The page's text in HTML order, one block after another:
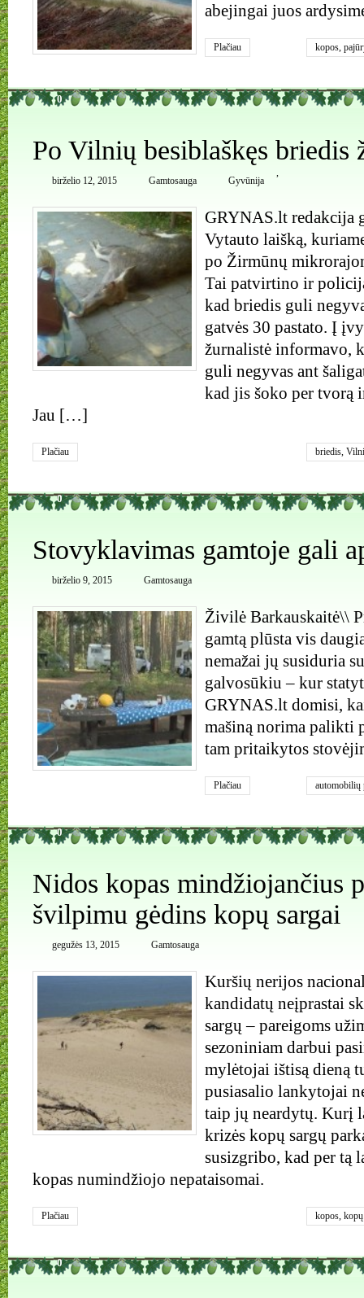
abejingai juos
Plačiau kopos,
0
Po Vilnių besiblaškęs briedis
birželio 12, 2015 Gamtosauga
,
Gyvūnija
GRYNAS.lt redakcija
Vytauto laišką,
po Žirmūnų
Tai patvirtino ir
kad briedis guli
gatvės 30 pastato. Į
žurnalistė informavo,
guli negyvas ant
kad jis šoko per tvorą
Jau […]
Plačiau briedis,
0
Stovyklavimas gamtoje gali
birželio 9, 2015 Gamtosauga
Živilė Barkauskaitė\\
gamtą plūsta vis
nemažai jų susiduria
galvosūkiu – kur
GRYNAS.lt domisi,
mašiną norima palikti
tam pritaikytos
Plačiau
automobilių
0
Nidos kopas mindžiojančius
švilpimu gėdins kopų sargai
gegužės 13, 2015 Gamtosauga
Kuršių nerijos
kandidatų neįprastai
sargų – pareigoms
sezoniniam darbui
mylėtojai ištisą dieną
pusiasalio lankytojai
taip jų neardytų. Kurį
krizės kopų sargų
susizgribo, kad per tą
kopas numindžiojo nepataisomai.
Plačiau kopos, kopų
0